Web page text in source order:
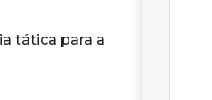
tática para a